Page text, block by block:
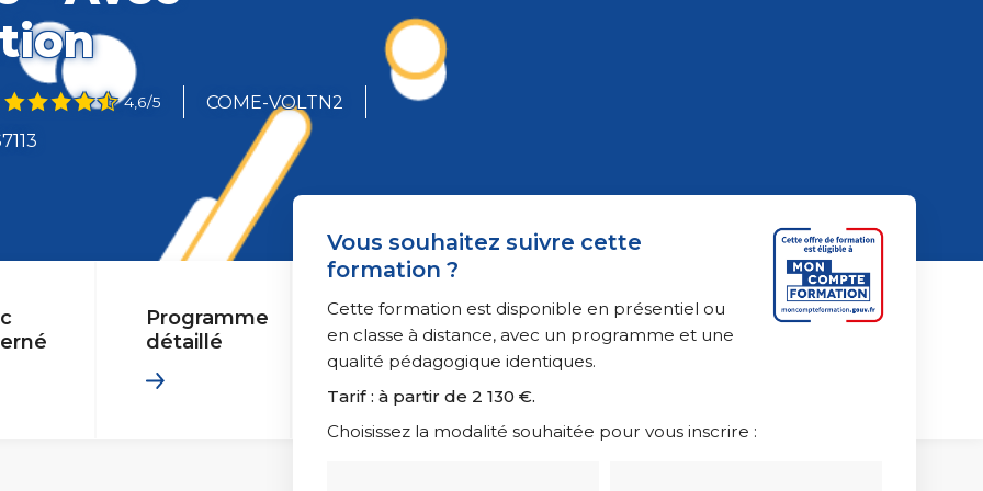
Web : améliorez vos performances
Vidéo et Son
3D et animation
Les essentiels de la création digitale
Management relationnel et collaboratif
dico-Administratif
9 4,6/5
COME-VOLTN2
Programme
détaillé
Vous souhaitez suivre cette
formation ?
Cette formation est disponible en présentiel ou
en classe à distance, avec un programme et une
qualité pédagogique identiques.
Tarif : à partir de 2 130 €.
Choisissez la modalité souhaitée pour vous inscrire :